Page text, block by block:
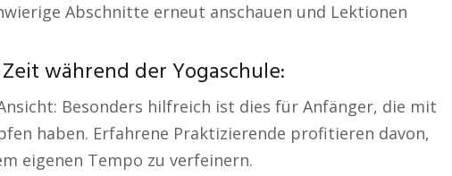
Abschnitte erneut anschauen und Lektionen
während der Yogaschule:
Besonders hilfreich ist dies für Anfänger, die mit
haben. Erfahrene Praktizierende profitieren davon,
eigenen Tempo zu verfeinern.